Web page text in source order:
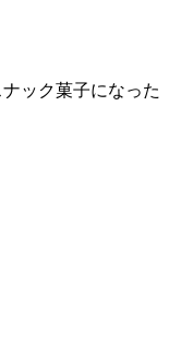
ック菓子になった